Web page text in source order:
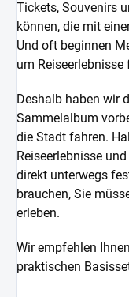
Tickets, Souvenirs
können, die mit
Und oft beginnen
um
Deshalb haben wir
Sammelalbum
die Stadt fahren.
Reiseerlebnisse
direkt unterwegs
brauchen, Sie
erleben.
Wir empfehlen
praktischen